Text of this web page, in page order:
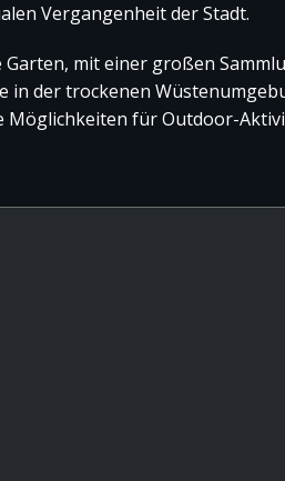
Vergangenheit der Stadt.
mit einer großen
in der trockenen
Möglichkeiten für Outdoor-